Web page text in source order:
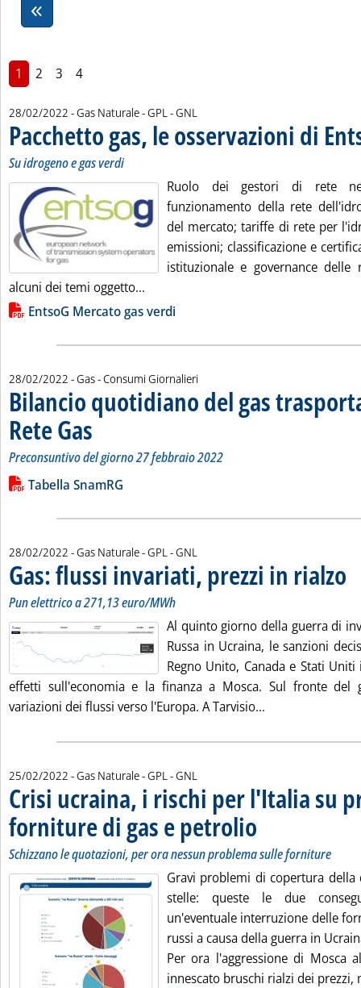
1 2 3 4
28/02/2022 - Gas Naturale - GPL - GNL
Pacchetto gas, le osservazioni di
Su idrogeno e gas verdi
Ruolo dei gestori di rete
funzionamento della rete
del mercato; tariffe di rete per
emissioni; classificazione e
istituzionale e governance
alcuni dei temi oggetto...
Lista allegati PDF alla notizia
EntsoG Mercato gas verdi
28/02/2022 - Gas - Consumi Giornalieri
Bilancio quotidiano del gas
Rete Gas . Sottotitolo: Preconsuntivo del giorno 27 febbraio 2022
. Pubblicata lunedì 28 febbraio 2022 alle 12.45.
Preconsuntivo del giorno 27 febbraio 2022
Leggi tutta la notizia: 'Bilancio quotidiano del gas
Lista allegati PDF alla notizia
Tabella SnamRG
28/02/2022 - Gas Naturale - GPL - GNL
Gas: flussi invariati, prezzi in rialzo
Pun elettrico a 271,13 euro/MWh
Al quinto giorno della guerra di
Russa in Ucraina, le sanzioni
Regno Unito, Canada e Stati
effetti sull'economia e la finanza a Mosca. Sul fronte del
variazioni dei flussi verso l'Europa. A Tarvisio...
25/02/2022 - Gas Naturale - GPL - GNL
Crisi ucraina, i rischi per l'Italia su
forniture di gas e petrolio . Sottotitolo: Schizzano
. Pubblicata venerdì 25
Schizzano le quotazioni, per ora nessun problema sulle forniture
Gravi problemi di copertura della
stelle: queste le due
un'eventuale interruzione delle
russi a causa della guerra in
Per ora l'aggressione di Mosca
innescato bruschi rialzi dei prezzi,